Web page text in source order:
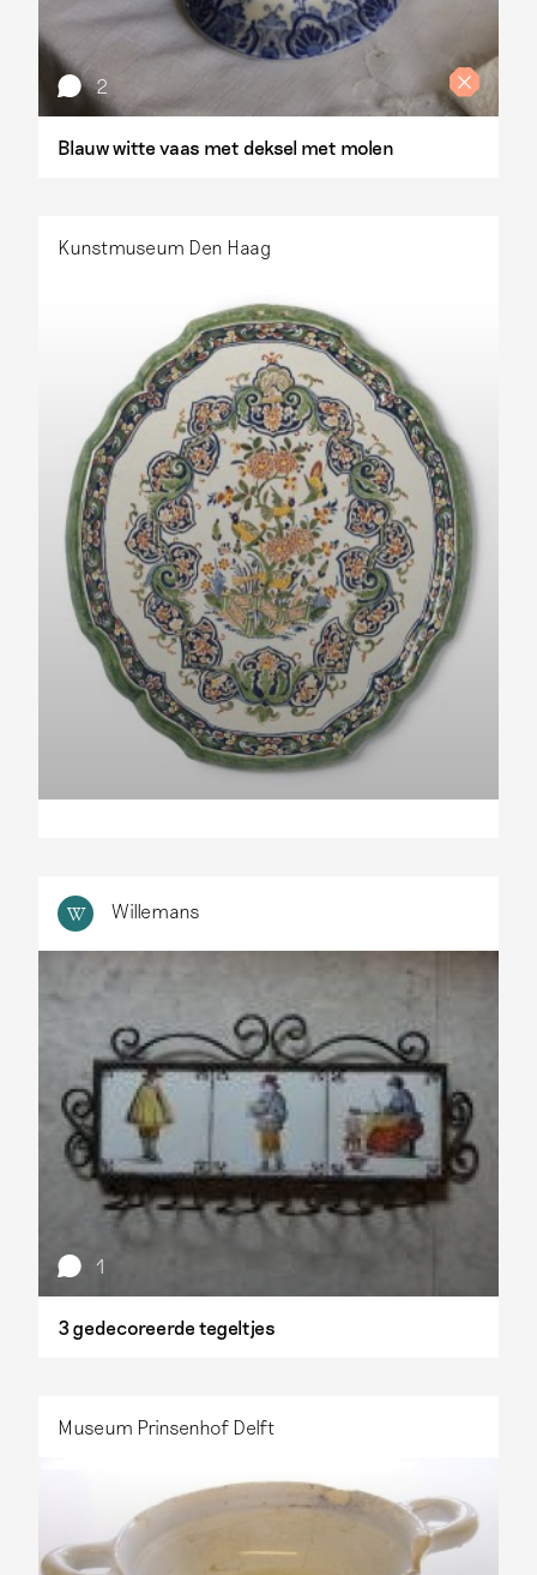
2
Blauw witte vaas met deksel met molen
Kunstmuseum Den Haag
W Willemans
1
3 gedecoreerde tegeltjes
Museum Prinsenhof Delft